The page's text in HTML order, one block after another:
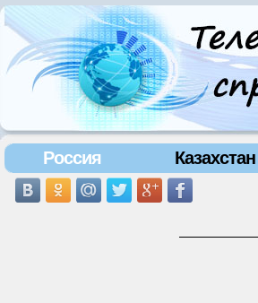
Россия Казахстан